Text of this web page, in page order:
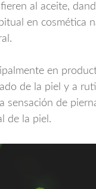
al aceite,
en cosmética
en
de la piel y a
sensación de
de la piel.